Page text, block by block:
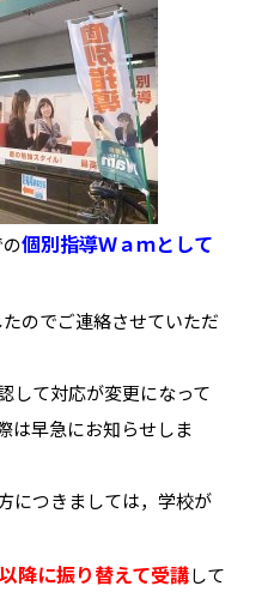
個別指導Ｗａｍとして
のでご連絡させていただ
して対応が変更になって
は早急にお知らせしま
につきましては，学校が
降に振り替えて受講して